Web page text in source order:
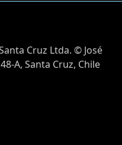
Cruz Ltda. © José
A, Santa Cruz, Chile